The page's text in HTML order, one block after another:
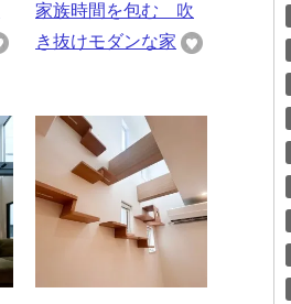
家族時間を包む 吹
き抜けモダンな家